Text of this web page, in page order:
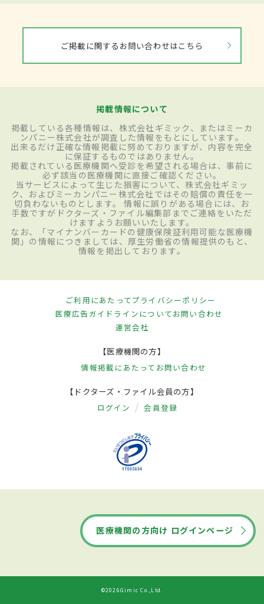
ご掲載に関するお問い合わせはこちら
掲載情報について
掲載している各種情報は、株式会社ギミック、またはミーカ
ンパニー株式会社が調査した情報をもとにしています。
出来るだけ正確な情報掲載に努めておりますが、内容を完全
に保証するものではありません。
掲載されている医療機関へ受診を希望される場合は、事前に
必ず該当の医療機関に直接ご確認ください。
当サービスによって生じた損害について、株式会社ギミッ
ク、およびミーカンパニー株式会社ではその賠償の責任を一
切負わないものとします。 情報に誤りがある場合には、お
手数ですがドクターズ・ファイル編集部までご連絡をいただ
けますようお願いいたします。
なお、「マイナンバーカードの健康保険証利用可能な医療機
関」の情報につきましては、厚生労働省の情報提供のもと、
情報を掲出しております。
ご利用にあたってプライバシーポリシー
医療広告ガイドラインについてお問い合わせ
運営会社
【医療機関の方】
情報掲載にあたって お問い合わせ
【ドクターズ・ファイル会員の方】
ログイン 会員登録
医療機関の方向け ログインページ
©2026Gimic Co.,Ltd.